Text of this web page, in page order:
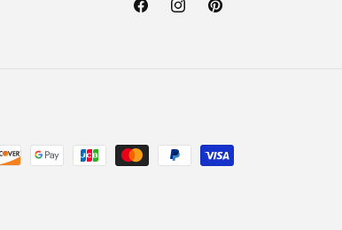
FacebookInstagramPinterest